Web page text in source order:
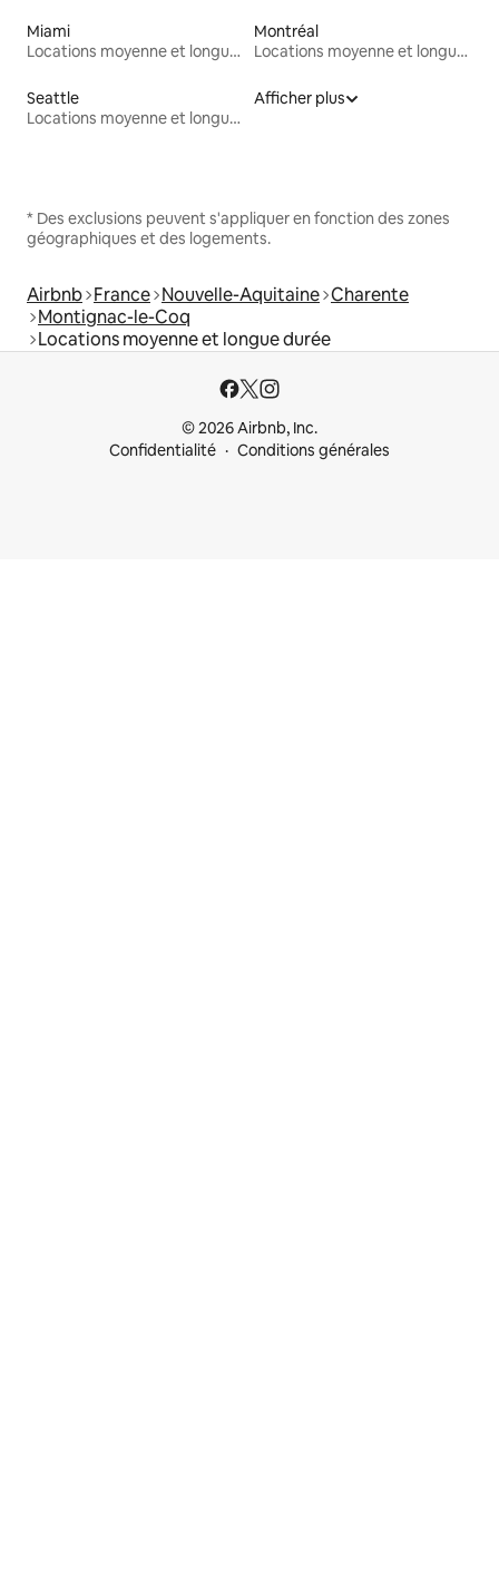
Miami
Locations moyenne et longue durée
Montréal
Locations moyenne et longue durée
Seattle
Locations moyenne et longue durée
Afficher plus
* Des exclusions peuvent s'appliquer en fonction des zones
géographiques et des logements.
Airbnb France Nouvelle-Aquitaine Charente
Montignac-le-Coq
Locations moyenne et longue durée
© 2026 Airbnb, Inc.
Confidentialité
Conditions générales